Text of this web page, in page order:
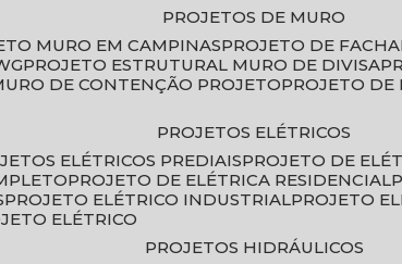
PROJETOS DE MURO
MURO EM CAMPINAS PROJETO DE
PROJETO ESTRUTURAL MURO DE DIVISA
MURO DE CONTENÇÃO PROJETO PROJETO
PROJETOS ELÉTRICOS
ELÉTRICOS PREDIAIS PROJETO DE
PROJETO DE ELÉTRICA RESIDENCIAL
PROJETO ELÉTRICO INDUSTRIAL
PROJETO
ELÉTRICO
PROJETOS HIDRÁULICOS